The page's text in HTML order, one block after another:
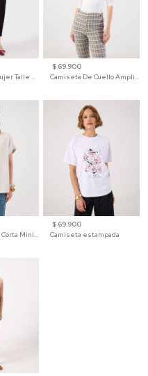
Leggigs Para Mujer Talle Alto Liso
$ 69.900
Camiseta De Cuello Amplio Y Manga 3/4 Para Mujer
Blusa de Manga Corta Minimalista para Mujer
$ 69.900
Camiseta estampada